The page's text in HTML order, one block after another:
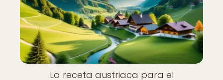
La receta austriaca para el